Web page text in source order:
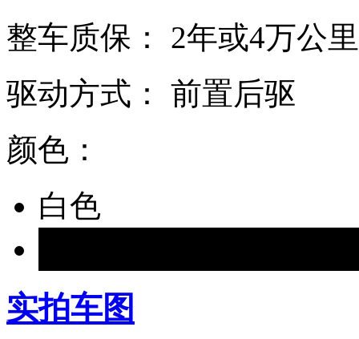
整车质保：
2年或4万公里
驱动方式：
前置后驱
颜色：
白色
实拍车图